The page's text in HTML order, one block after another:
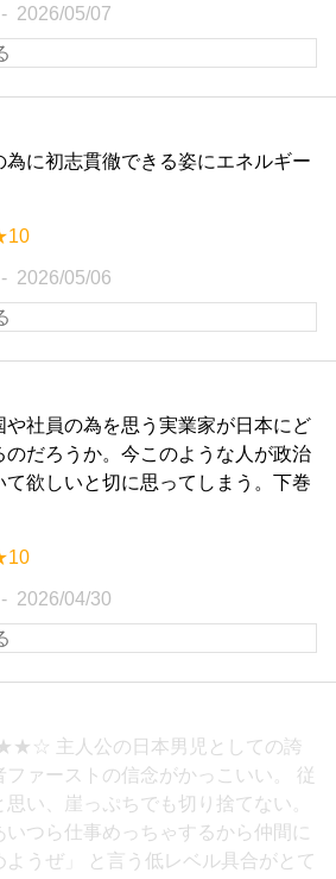
2026/05/07
為に初志貫徹できる姿にエネルギー
2026/05/06
や社員の為を思う実業家が日本にど
のだろうか。今このような人が政治
て欲しいと切に思ってしまう。下巻
2026/04/30
主人公の日本男児としての誇
ファーストの信念がかっこいい。 従
い、崖っぷちでも切り捨てない。
いつら仕事めっちゃするから仲間に
ようぜ」 と言う低レベル具合がとて